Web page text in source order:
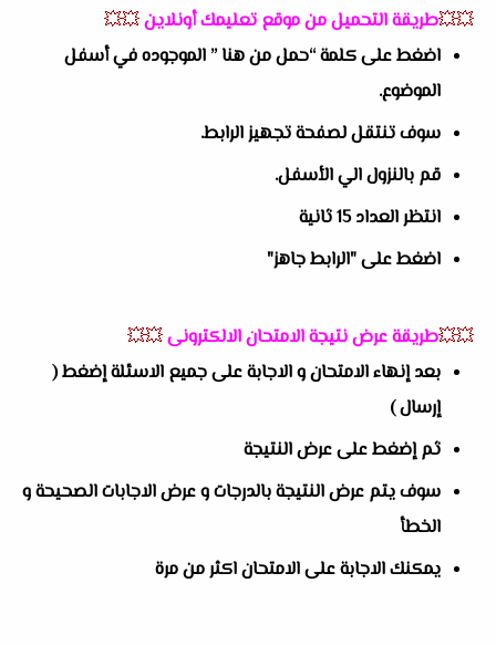
💥💥طريقة التحميل من موقع تعليمك أونلاين💥💥
اضغط على كلمة “حمل من هنا ” الموجوده في أسفل
الموضوع.
سوف تنتقل لصفحة تجهيز الرابط.
قم بالنزول الي الأسفل.
انتظر العداد 15 ثانية
اضغط على "الرابط جاهز"
💥💥طريقة عرض نتيجة الامتحان الالكترونى💥💥
بعد إنهاء الامتحان و الاجابة على جميع الاسئلة إضغط (
إرسال )
ثم إضغط على عرض النتيجة
سوف يتم عرض النتيجة بالدرجات و عرض الاجابات الصحيحة و
الخطأ
يمكنك الاجابة على الامتحان اكثر من مرة